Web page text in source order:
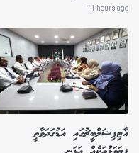
11 hours ago
އާޓިފިޝަލްބީޗުގައި އަޑުގަދަވާތީ